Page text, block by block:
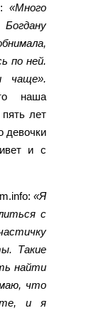
«Много
по ней.
чаще».
наша
лет
девочки
и с
«Я
с
Такие
найти
что
и я